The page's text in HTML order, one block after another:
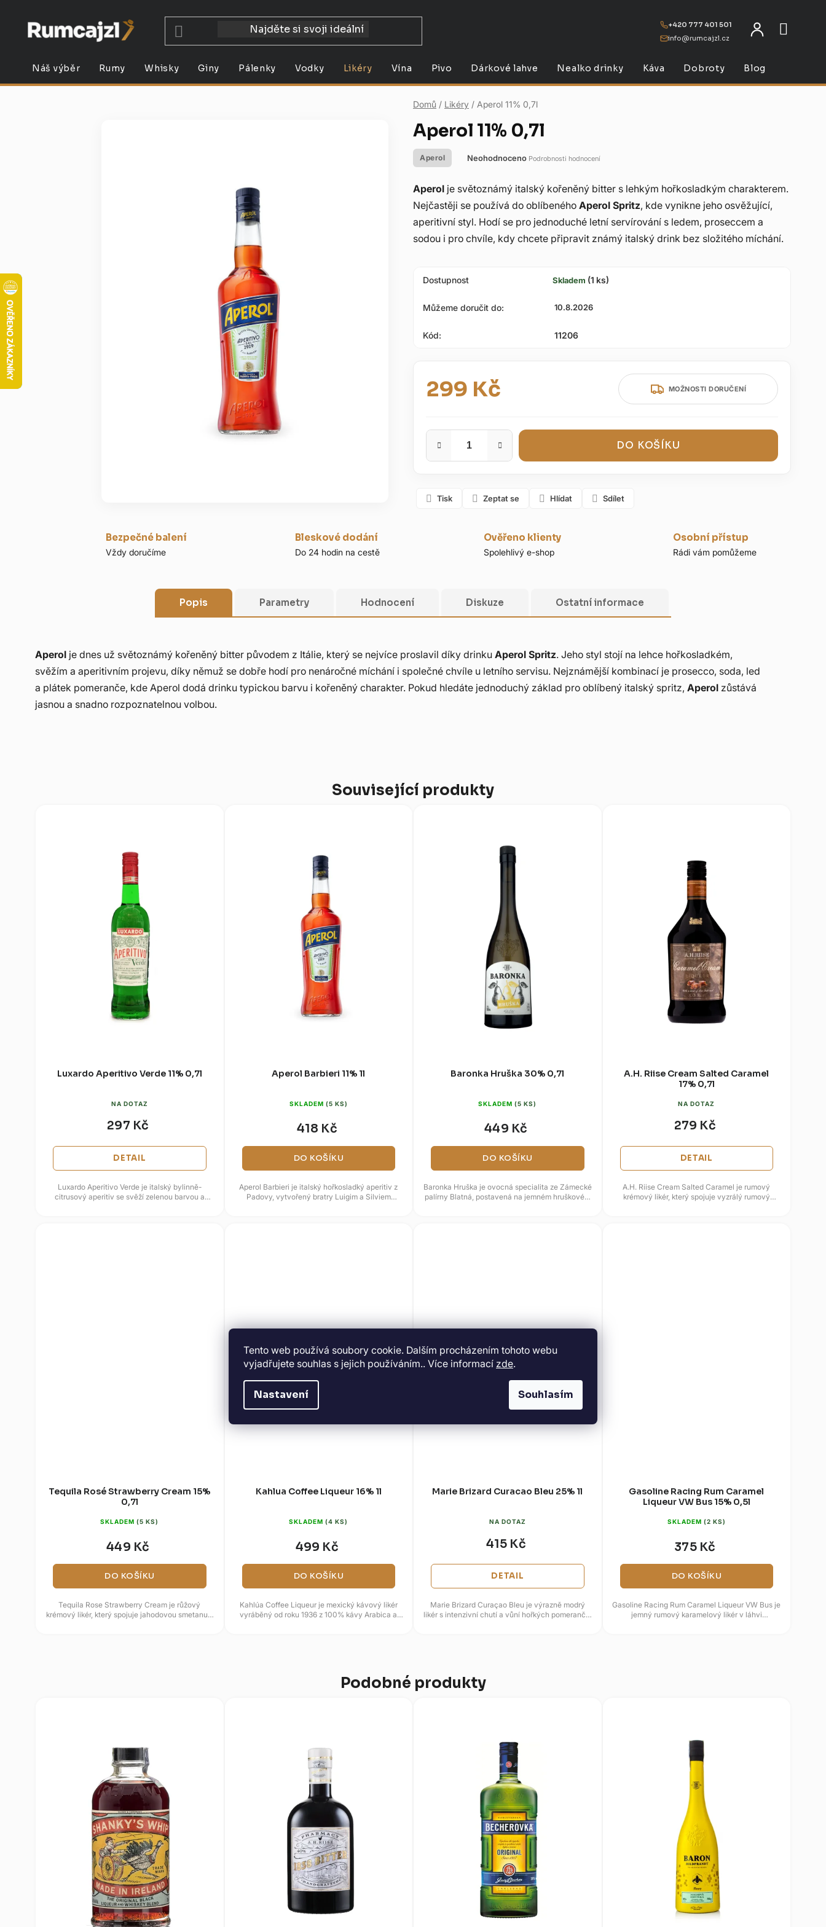
Tento web používá soubory cookie. Dalším procházením tohoto webu
vyjadřujete souhlas s jejich používáním.. Více informací zde.
Nastavení Souhlasím
+420 777 401 501
info@rumcajzl.cz
Náš výběr Rumy Whisky Giny Pálenky Vodky Likéry Vína Pivo Dárkové lahve Nealko drinky Káva Dobroty Blog
Domů / Likéry / Aperol 11% 0,7l
Aperol 11% 0,7l
Aperol
hodnocení
produktu
je
hvězdiček.
Neohodnoceno Podrobnosti hodnocení
Aperol je světoznámý italský kořeněný bitter s lehkým hořkosladkým charakterem.
Nejčastěji se používá do oblíbeného Aperol Spritz, kde vynikne jeho osvěžující,
aperitivní styl. Hodí se pro jednoduché letní servírování s ledem, proseccem a
sodou i pro chvíle, kdy chcete připravit známý italský drink bez složitého míchání.
Dostupnost Skladem (1 ks)
Můžeme doručit do: 10.8.2026
Kód: 11206
299 Kč
Měrná cena:
MOŽNOSTI DORUČENÍ
DO KOŠÍKU
Tisk Zeptat se Hlídat Sdílet
Bezpečné balení
Vždy doručíme
Bleskové dodání
Do 24 hodin na cestě
Ověřeno klienty
Spolehlivý e-shop
Osobní přístup
Rádi vám pomůžeme
Popis Parametry Hodnocení Diskuze Ostatní informace
Aperol je dnes už světoznámý kořeněný bitter původem z Itálie, který se nejvíce proslavil díky drinku Aperol Spritz. Jeho styl stojí na lehce hořkosladkém,
svěžím a aperitivním projevu, díky němuž se dobře hodí pro nenáročné míchání i společné chvíle u letního servisu. Nejznámější kombinací je prosecco, soda, led
a plátek pomeranče, kde Aperol dodá drinku typickou barvu i kořeněný charakter. Pokud hledáte jednoduchý základ pro oblíbený italský spritz, Aperol zůstává
jasnou a snadno rozpoznatelnou volbou.
Související produkty
Luxardo Aperitivo Verde 11% 0,7l
NA DOTAZ
297 Kč
DETAIL
Luxardo Aperitivo Verde je italský bylinně-
citrusový aperitiv se svěží zelenou barvou a
Aperol Barbieri 11% 1l
SKLADEM (5 KS)
418 Kč
DO KOŠÍKU
Aperol Barbieri je italský hořkosladký aperitiv z
Padovy, vytvořený bratry Luigim a Silviem
Baronka Hruška 30% 0,7l
SKLADEM(5 KS)
449 Kč
DO KOŠÍKU
Baronka Hruška je ovocná specialita ze Zámecké
palírny Blatná, postavená na jemném hruškovém
A.H. Riise Cream Salted Caramel
17% 0,7l
NA DOTAZ
279 Kč
DETAIL
A.H. Riise Cream Salted Caramel je rumový
krémový likér, který spojuje vyzrálý rumový
Tequila Rosé Strawberry Cream 15%
0,7l
SKLADEM(5 KS)
449 Kč
DO KOŠÍKU
Tequila Rose Strawberry Cream je růžový
krémový likér, který spojuje jahodovou smetanu s
Kahlua Coffee Liqueur 16% 1l
SKLADEM(4 KS)
499 Kč
DO KOŠÍKU
Kahlúa Coffee Liqueur je mexický kávový likér
vyráběný od roku 1936 z 100% kávy Arabica a
Marie Brizard Curacao Bleu 25% 1l
NA DOTAZ
415 Kč
DETAIL
Marie Brizard Curaçao Bleu je výrazně modrý
likér s intenzivní chutí a vůní hořkých pomerančů,
Gasoline Racing Rum Caramel
Liqueur VW Bus 15% 0,5l
SKLADEM (2 KS)
375 Kč
DO KOŠÍKU
Gasoline Racing Rum Caramel Liqueur VW Bus je
jemný rumový karamelový likér v láhvi
Podobné produkty